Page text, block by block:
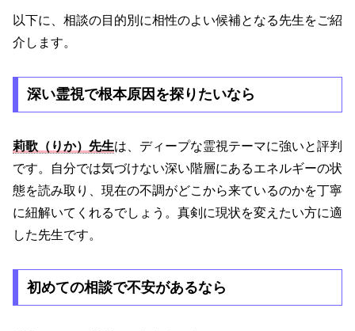
以下に、相談の目的別に相性のよい候補となる先生をご紹
介します。
深い霊視で根本原因を探りたいなら
莉歌（りか）先生は、ディープな霊視テーマに強いと評判
です。自分では気づけない深い階層にあるエネルギーの状
態を読み取り、現在の不調がどこから来ているのかを丁寧
に紐解いてくれるでしょう。真剣に現状を変えたい方に適
した先生です。
初めての相談で不安があるなら